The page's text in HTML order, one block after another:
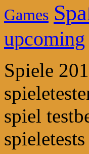
Games
upcoming
Spiele
spiel
spieletests